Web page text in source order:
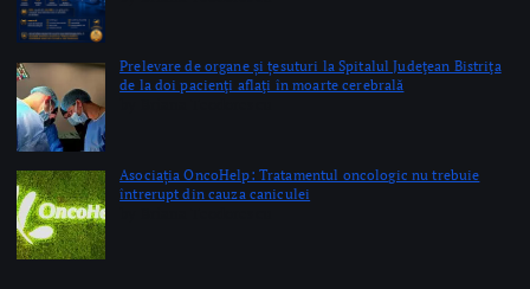
Copyright © 2026 Ro Health Review | Powered by
Group